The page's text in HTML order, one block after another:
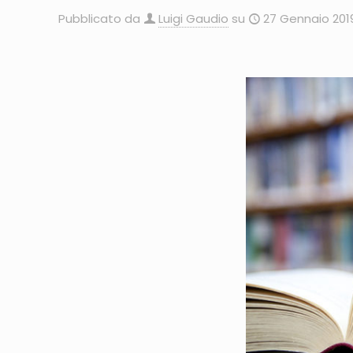
Pubblicato da Luigi Gaudio su 27 Gennaio